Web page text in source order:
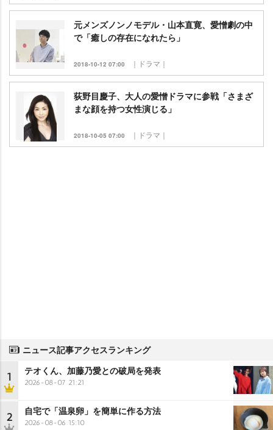
元メンズノンノモデル・山本直寛、愛憎劇の中
で「癒しの存在になれたら」
2018-10-12 07:00 ｜ドラマ｜
荻野目慶子、大人の愛憎ドラマに参戦「さまざ
まな顔を持つ女性演じる」
2018-10-05 07:00 ｜ドラマ｜
ニュース記事アクセスランキング
1 テオくん、加藤乃愛との破局を発表
2026-08-07 21:21
2 自宅で「温泉卵」を簡単に作る方法
2026-08-06 15:10